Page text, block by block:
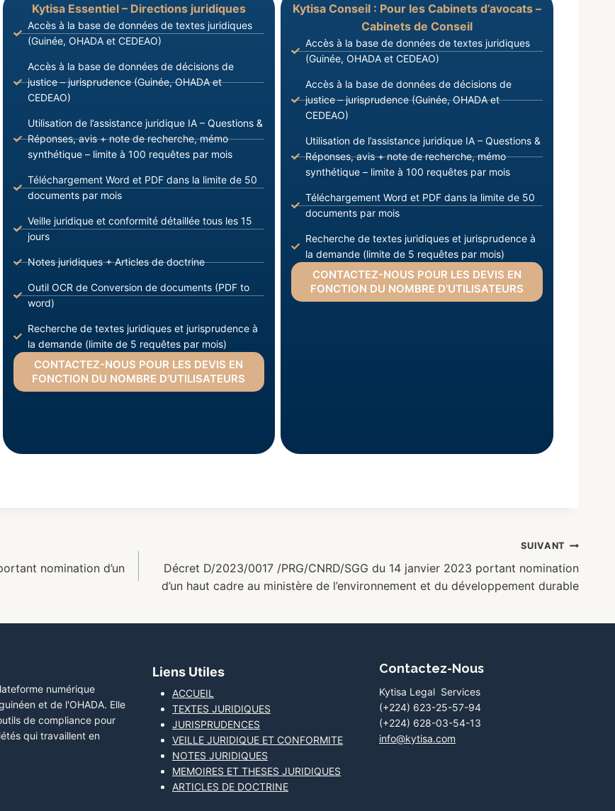
Kytisa Essentiel – Directions juridiques
Accès à la base de données de textes juridiques
(Guinée, OHADA et CEDEAO)
Accès à la base de données de décisions de
justice – jurisprudence (Guinée, OHADA et
CEDEAO)
Utilisation de l’assistance juridique IA – Questions &
Réponses, avis + note de recherche, mémo
synthétique – limite à 100 requêtes par mois
Téléchargement Word et PDF dans la limite de 50
documents par mois
Veille juridique et conformité détaillée tous les 15
jours
Notes juridiques + Articles de doctrine
Outil OCR de Conversion de documents (PDF to
word)
Recherche de textes juridiques et jurisprudence à
la demande (limite de 5 requêtes par mois)
CONTACTEZ-NOUS POUR LES DEVIS EN
FONCTION DU NOMBRE D’UTILISATEURS
Kytisa Conseil : Pour les Cabinets d’avocats –
Cabinets de Conseil
Accès à la base de données de textes juridiques
(Guinée, OHADA et CEDEAO)
Accès à la base de données de décisions de
justice – jurisprudence (Guinée, OHADA et
CEDEAO)
Utilisation de l’assistance juridique IA – Questions &
Réponses, avis + note de recherche, mémo
synthétique – limite à 100 requêtes par mois
Téléchargement Word et PDF dans la limite de 50
documents par mois
Recherche de textes juridiques et jurisprudence à
la demande (limite de 5 requêtes par mois)
CONTACTEZ-NOUS POUR LES DEVIS EN
FONCTION DU NOMBRE D’UTILISATEURS
nomination d’un
SUIVANT
Décret D/2023/0017 /PRG/CNRD/SGG du 14 janvier 2023 portant nomination
d’un haut cadre au ministère de l’environnement et du développement durable
numérique
et de l'OHADA. Elle
de compliance pour
qui travaillent en
Liens Utiles
ACCUEIL
TEXTES JURIDIQUES
JURISPRUDENCES
VEILLE JURIDIQUE ET CONFORMITE
NOTES JURIDIQUES
MEMOIRES ET THESES JURIDIQUES
ARTICLES DE DOCTRINE
Contactez-Nous
Kytisa Legal Services
(+224) 623-25-57-94
(+224) 628-03-54-13
info@kytisa.com